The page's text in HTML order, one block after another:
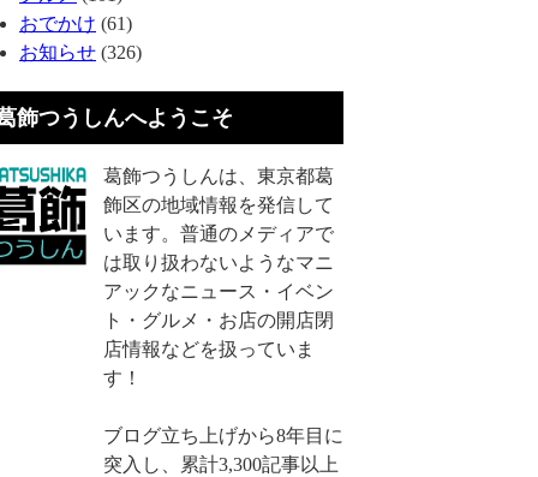
おでかけ (61)
お知らせ (326)
飾つうしんへようこそ
葛飾つうしんは、東京都葛
飾区の地域情報を発信して
います。普通のメディアで
は取り扱わないようなマニ
アックなニュース・イベン
ト・グルメ・お店の開店閉
店情報などを扱っていま
す！
ブログ立ち上げから8年目に
突入し、累計3,300記事以上